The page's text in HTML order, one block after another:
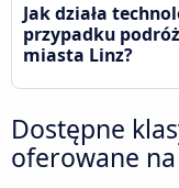
Jak działa
przypadku
miasta Linz?
Dostępne
oferowane